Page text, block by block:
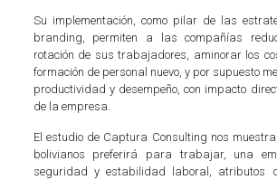
Su implementación, como pilar de las
branding, permiten a las compañías
rotación de sus trabajadores, aminorar los
formación de personal nuevo, y por supuesto
productividad y desempeño, con impacto
de la empresa.
El estudio de Captura Consulting nos
bolivianos preferirá para trabajar, una
seguridad y estabilidad laboral, atributos